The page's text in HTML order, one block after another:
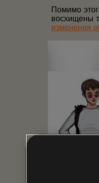
Помимо
восхищены
изменения